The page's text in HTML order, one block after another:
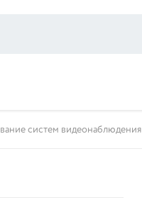
систем видеонаблюдения